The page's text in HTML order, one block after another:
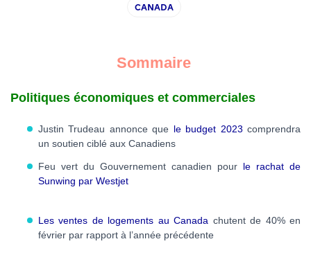
CANADA
Sommaire
Politiques économiques et commerciales
Justin Trudeau annonce que le budget 2023 comprendra
un soutien ciblé aux Canadiens
Feu vert du Gouvernement canadien pour le rachat de
Sunwing par Westjet
Les ventes de logements au Canada chutent de 40% en
février par rapport à l’année précédente